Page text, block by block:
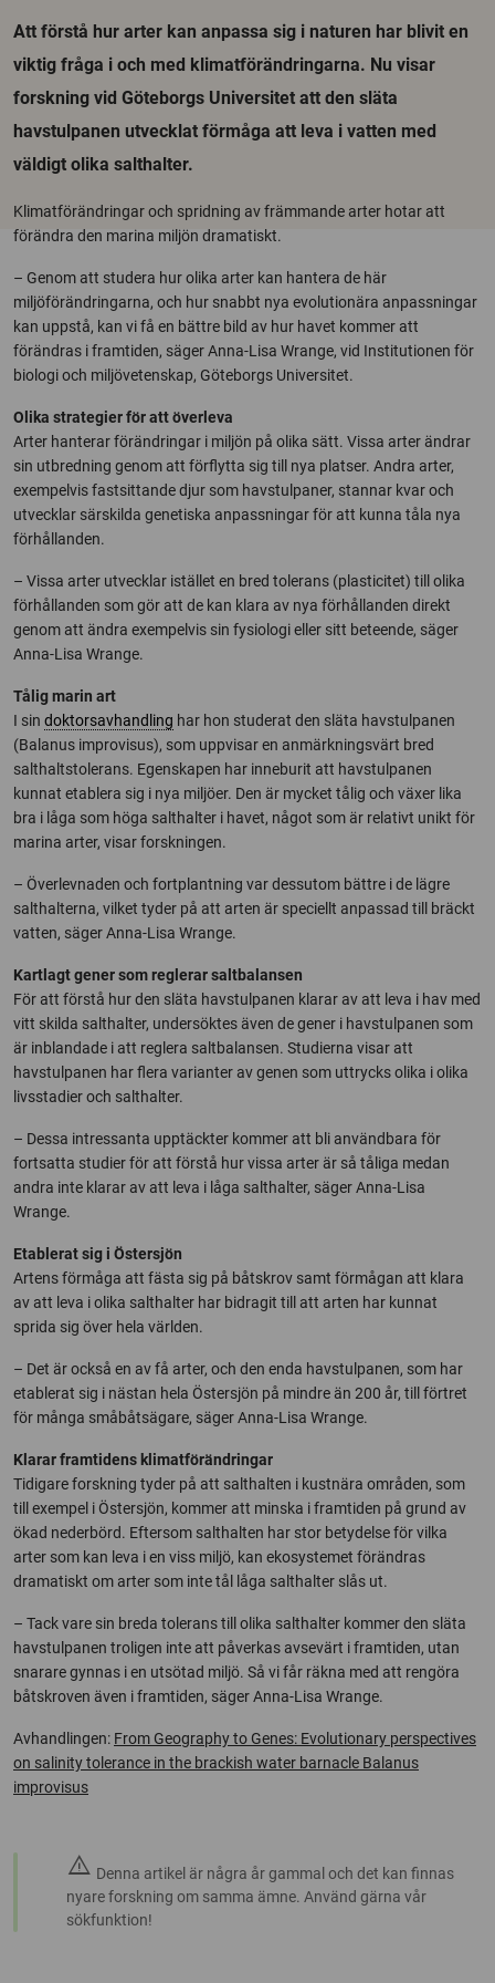
Att förstå hur arter kan anpassa sig i naturen har blivit en
viktig fråga i och med klimatförändringarna. Nu visar
forskning vid Göteborgs Universitet att den släta
havstulpanen utvecklat förmåga att leva i vatten med
väldigt olika salthalter.
Klimatförändringar och spridning av främmande arter hotar att
förändra den marina miljön dramatiskt.
– Genom att studera hur olika arter kan hantera de här
miljöförändringarna, och hur snabbt nya evolutionära anpassningar
kan uppstå, kan vi få en bättre bild av hur havet kommer att
förändras i framtiden, säger Anna-Lisa Wrange, vid Institutionen för
biologi och miljövetenskap, Göteborgs Universitet.
Olika strategier för att överleva
Arter hanterar förändringar i miljön på olika sätt. Vissa arter ändrar
sin utbredning genom att förflytta sig till nya platser. Andra arter,
exempelvis fastsittande djur som havstulpaner, stannar kvar och
utvecklar särskilda genetiska anpassningar för att kunna tåla nya
förhållanden.
– Vissa arter utvecklar istället en bred tolerans (plasticitet) till olika
förhållanden som gör att de kan klara av nya förhållanden direkt
genom att ändra exempelvis sin fysiologi eller sitt beteende, säger
Anna-Lisa Wrange.
Tålig marin art
I sin doktorsavhandling har hon studerat den släta havstulpanen
(Balanus improvisus), som uppvisar en anmärkningsvärt bred
salthaltstolerans. Egenskapen har inneburit att havstulpanen
kunnat etablera sig i nya miljöer. Den är mycket tålig och växer lika
bra i låga som höga salthalter i havet, något som är relativt unikt för
marina arter, visar forskningen.
– Överlevnaden och fortplantning var dessutom bättre i de lägre
salthalterna, vilket tyder på att arten är speciellt anpassad till bräckt
vatten, säger Anna-Lisa Wrange.
Kartlagt gener som reglerar saltbalansen
För att förstå hur den släta havstulpanen klarar av att leva i hav med
vitt skilda salthalter, undersöktes även de gener i havstulpanen som
är inblandade i att reglera saltbalansen. Studierna visar att
havstulpanen har flera varianter av genen som uttrycks olika i olika
livsstadier och salthalter.
– Dessa intressanta upptäckter kommer att bli användbara för
fortsatta studier för att förstå hur vissa arter är så tåliga medan
andra inte klarar av att leva i låga salthalter, säger Anna-Lisa
Wrange.
Etablerat sig i Östersjön
Artens förmåga att fästa sig på båtskrov samt förmågan att klara
av att leva i olika salthalter har bidragit till att arten har kunnat
sprida sig över hela världen.
– Det är också en av få arter, och den enda havstulpanen, som har
etablerat sig i nästan hela Östersjön på mindre än 200 år, till förtret
för många småbåtsägare, säger Anna-Lisa Wrange.
Klarar framtidens klimatförändringar
Tidigare forskning tyder på att salthalten i kustnära områden, som
till exempel i Östersjön, kommer att minska i framtiden på grund av
ökad nederbörd. Eftersom salthalten har stor betydelse för vilka
arter som kan leva i en viss miljö, kan ekosystemet förändras
dramatiskt om arter som inte tål låga salthalter slås ut.
– Tack vare sin breda tolerans till olika salthalter kommer den släta
havstulpanen troligen inte att påverkas avsevärt i framtiden, utan
snarare gynnas i en utsötad miljö. Så vi får räkna med att rengöra
båtskroven även i framtiden, säger Anna-Lisa Wrange.
Avhandlingen: From Geography to Genes: Evolutionary perspectives
on salinity tolerance in the brackish water barnacle Balanus
improvisus
warning Denna artikel är några år gammal och det kan finnas
nyare forskning om samma ämne. Använd gärna vår
sökfunktion!